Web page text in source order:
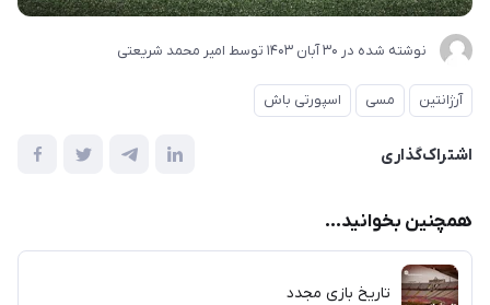
نوشته شده در 30 آبان 1403 توسط امیر محمد شریعتی
آرژانتین مسی اسپورتی باش
اشتراک‌گذاری
همچنین بخوانید...
تاریخ بازی مجدد